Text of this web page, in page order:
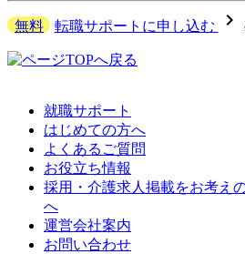
無料 転職サポートに申し込む navigate_next
就職サポート
はじめての方へ
よくあるご質問
お役立ち情報
採用・介護求人掲載をお考え
へ
運営会社案内
お問い合わせ